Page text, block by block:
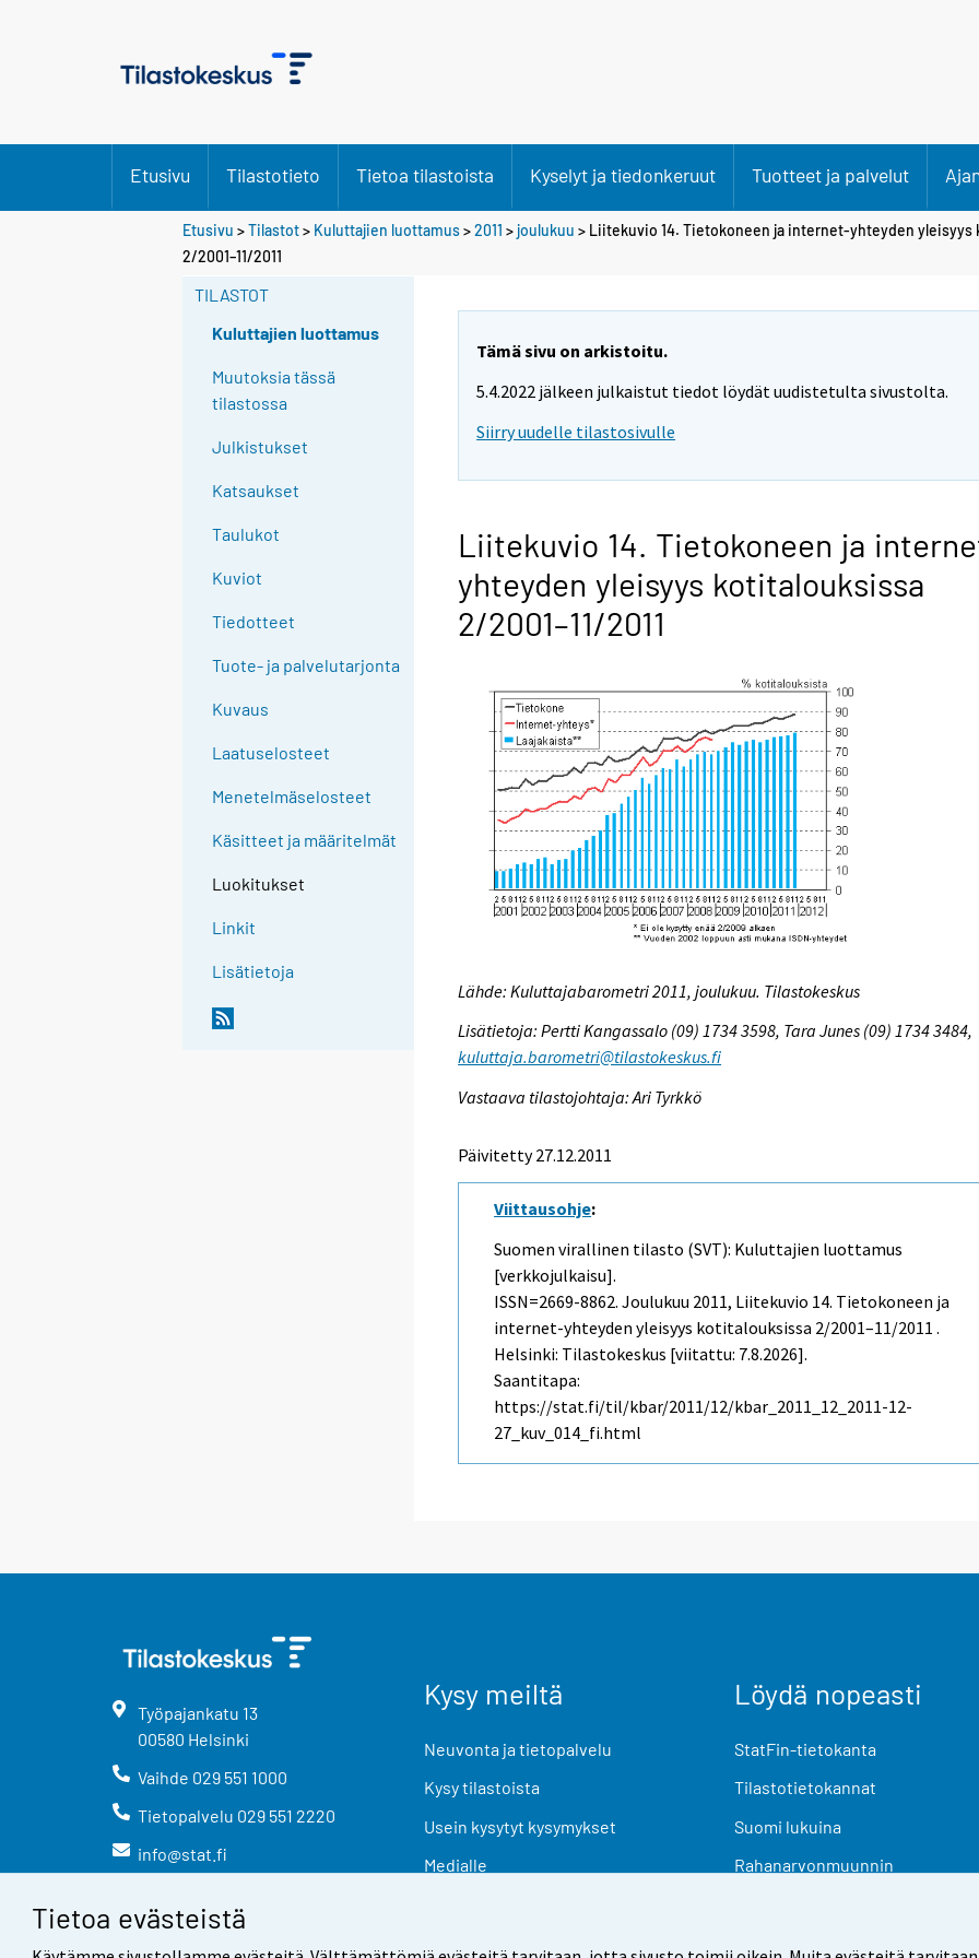
Tietoa evästeistä
Etusivu Tilastotieto Tietoa tilastoista Kyselyt ja tiedonkeruut Tuotteet ja palvelut
Etusivu >Tilastot> Kuluttajien luottamus>2011 > joulukuu > Liitekuvio 14. Tietokoneen ja internet-yhteyden yleisyys
2/2001–11/2011
TILASTOT
Kuluttajien luottamus
Muutoksia tässä
tilastossa
Julkistukset
Katsaukset
Taulukot
Kuviot
Tiedotteet
Tuote- ja palvelutarjonta
Kuvaus
Laatuselosteet
Menetelmäselosteet
Käsitteet ja määritelmät
Luokitukset
Linkit
Lisätietoja
Tämä sivu on arkistoitu.
5.4.2022 jälkeen julkaistut tiedot löydät uudistetulta sivustolta.
Siirry uudelle tilastosivulle
Liitekuvio 14. Tietokoneen ja
yhteyden yleisyys kotitalouksissa
2/2001–11/2011
Lähde: Kuluttajabarometri 2011, joulukuu. Tilastokeskus
Lisätietoja: Pertti Kangassalo (09) 1734 3598, Tara Junes (09) 1734 3484,
kuluttaja.barometri@tilastokeskus.fi
Vastaava tilastojohtaja: Ari Tyrkkö
Päivitetty 27.12.2011
Viittausohje:
Suomen virallinen tilasto (SVT): Kuluttajien luottamus
[verkkojulkaisu].
ISSN=2669-8862.Joulukuu 2011, Liitekuvio 14. Tietokoneen ja
internet-yhteyden yleisyys kotitalouksissa 2/2001–11/2011 .
Helsinki: Tilastokeskus [viitattu: 7.8.2026].
Saantitapa:
https://stat.fi/til/kbar/2011/12/kbar_2011_12_2011-12-
27_kuv_014_fi.html
Työpajankatu 13
00580 Helsinki
Vaihde 029 551 1000
Tietopalvelu 029 551 2220
info@stat.fi
Kysy meiltä
Neuvonta ja tietopalvelu
Kysy tilastoista
Usein kysytyt kysymykset
Medialle
Löydä nopeasti
StatFin-tietokanta
Tilastotietokannat
Suomi lukuina
Rahanarvonmuunnin